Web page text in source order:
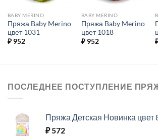
BABY MERINO
Пряжа Baby Merino
цвет 1031
₽952
BABY MERINO
Пряжа Baby Merino
цвет 1018
₽952
ПОСЛЕДНЕЕ ПОСТУПЛЕНИЕ
Пряжа Детская Новинка цвет
₽572